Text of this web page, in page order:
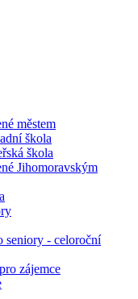
městem
škola
škola
Jihomoravským
seniory - celoroční
zájemce